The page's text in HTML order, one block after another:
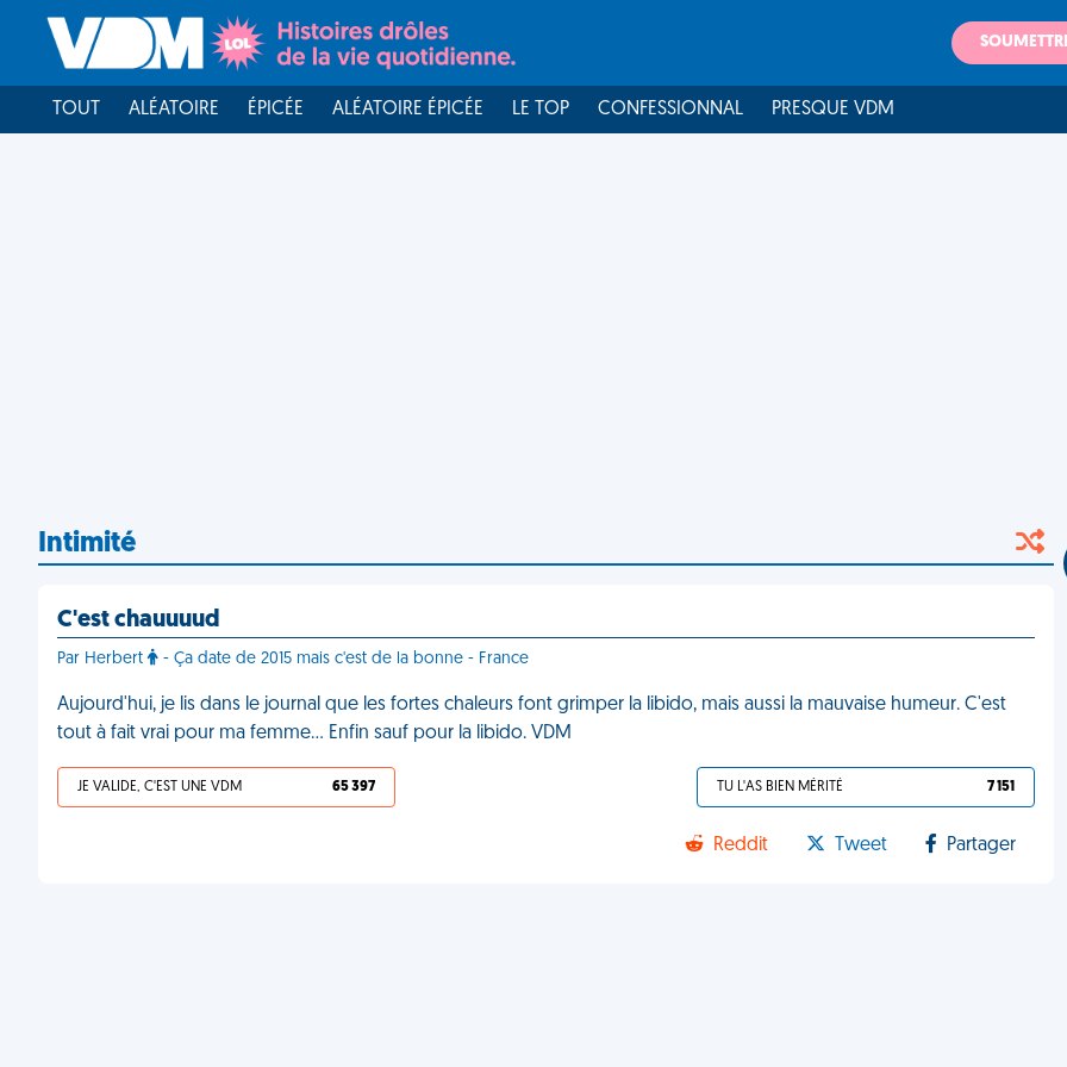
TOUT ALÉATOIRE ÉPICÉE ALÉATOIRE ÉPICÉE LE TOP CONFESSIONNAL PRESQUE VDM
Intimité
C'est chauuuud
Par Herbert - Ça date de 2015 mais c'est de la bonne - France
Aujourd'hui, je lis dans le journal que les fortes chaleurs font grimper la libido, mais aussi la mauvaise humeur. C'est
tout à fait vrai pour ma femme… Enfin sauf pour la libido. VDM
JE VALIDE, C'EST UNE VDM 65 397 TU L'AS BIEN MÉRITÉ 7 151
Reddit Tweet Partager